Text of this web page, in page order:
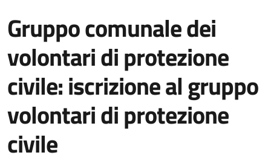
Gruppo comunale dei
volontari di protezione
civile: iscrizione al gruppo
volontari di protezione
civile